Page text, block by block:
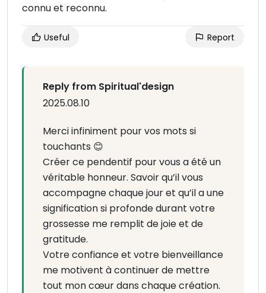
connu et reconnu.
Useful Report
Reply from Spiritual'design
2025.08.10
Merci infiniment pour vos mots si
touchants 😊
Créer ce pendentif pour vous a été un
véritable honneur. Savoir qu’il vous
accompagne chaque jour et qu’il a une
signification si profonde durant votre
grossesse me remplit de joie et de
gratitude.
Votre confiance et votre bienveillance
me motivent à continuer de mettre
tout mon cœur dans chaque création.